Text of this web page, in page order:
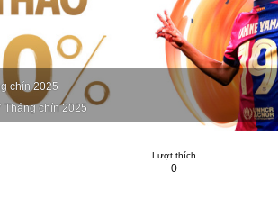
chín 2025
Tháng chín 2025
Lượt thích
0